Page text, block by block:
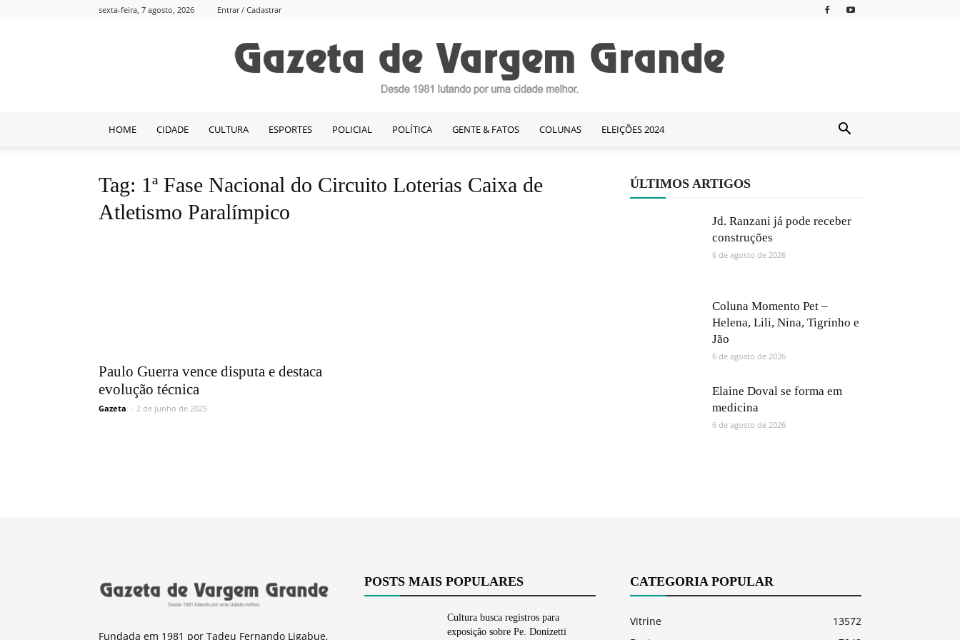
sexta-feira, 7 agosto, 2026 Entrar / Cadastrar
HOME CIDADE CULTURA ESPORTES POLICIAL POLÍTICA GENTE & FATOS COLUNAS ELEIÇÕES 2024
Tag: 1ª Fase Nacional do Circuito Loterias Caixa de
Atletismo Paralímpico
Paulo Guerra vence disputa e destaca
evolução técnica
Gazeta - 2 de junho de 2025
ÚLTIMOS ARTIGOS
Jd. Ranzani já pode receber
construções
6 de agosto de 2026
Coluna Momento Pet –
Helena, Lili, Nina, Tigrinho e
Jão
6 de agosto de 2026
Elaine Doval se forma em
medicina
6 de agosto de 2026
Fundada em 1981 por Tadeu Fernando Ligabue,
POSTS MAIS POPULARES
Cultura busca registros para
exposição sobre Pe. Donizetti
CATEGORIA POPULAR
Vitrine
13572